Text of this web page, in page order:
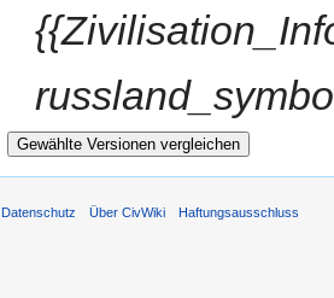
Datenschutz Über CivWiki Haftungsausschluss